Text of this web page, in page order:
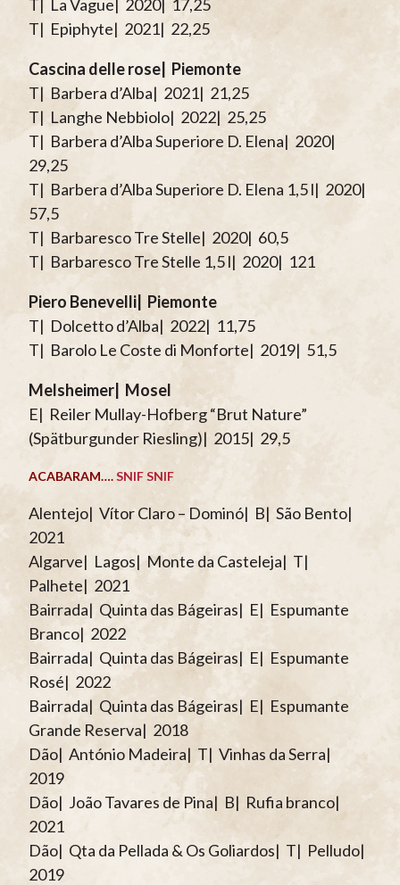
T| La Vague| 2020| 17,25
T| Epiphyte| 2021| 22,25
Cascina delle rose| Piemonte
T| Barbera d’Alba| 2021| 21,25
T| Langhe Nebbiolo| 2022| 25,25
T| Barbera d’Alba Superiore D. Elena| 2020|
29,25
T| Barbera d’Alba Superiore D. Elena 1,5 l| 2020|
57,5
T| Barbaresco Tre Stelle| 2020| 60,5
T| Barbaresco Tre Stelle 1,5 l| 2020| 121
Piero Benevelli| Piemonte
T| Dolcetto d’Alba| 2022| 11,75
T| Barolo Le Coste di Monforte| 2019| 51,5
Melsheimer| Mosel
E| Reiler Mullay-Hofberg “Brut Nature”
(Spätburgunder Riesling)| 2015| 29,5
ACABARAM….SNIF SNIF
Alentejo| Vítor Claro – Dominó| B| São Bento|
2021
Algarve| Lagos| Monte da Casteleja| T|
Palhete| 2021
Bairrada| Quinta das Bágeiras| E| Espumante
Branco| 2022
Bairrada| Quinta das Bágeiras| E| Espumante
Rosé| 2022
Bairrada| Quinta das Bágeiras| E| Espumante
Grande Reserva| 2018
Dão| António Madeira| T| Vinhas da Serra|
2019
Dão| João Tavares de Pina| B| Rufia branco|
2021
Dão| Qta da Pellada & Os Goliardos| T| Pelludo|
2019